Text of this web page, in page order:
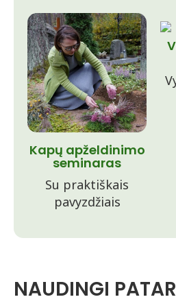
Kapų apželdinimo
seminaras
Su praktiškais
pavyzdžiais
NAUDINGI